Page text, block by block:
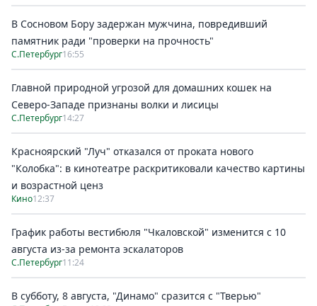
В Сосновом Бору задержан мужчина, повредивший
памятник ради "проверки на прочность"
С.Петербург16:55
Главной природной угрозой для домашних кошек на
Северо-Западе признаны волки и лисицы
С.Петербург14:27
Красноярский "Луч" отказался от проката нового
"Колобка": в кинотеатре раскритиковали качество картины
и возрастной ценз
Кино12:37
График работы вестибюля "Чкаловской" изменится с 10
августа из-за ремонта эскалаторов
С.Петербург11:24
В субботу, 8 августа, "Динамо" сразится с "Тверью"